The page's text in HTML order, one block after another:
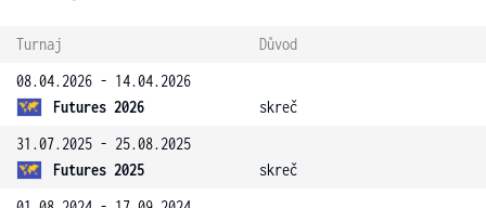
Turnaj
Důvod
08.04.2026 - 14.04.2026
Futures 2026
skreč
31.07.2025 - 25.08.2025
Futures 2025
skreč